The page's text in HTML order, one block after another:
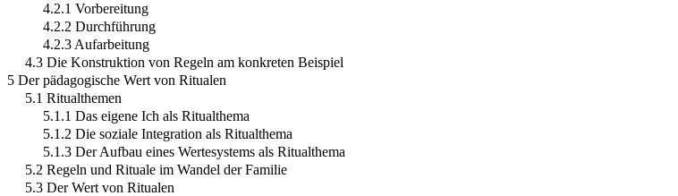
4.2.1 Vorbereitung
4.2.2 Durchführung
4.2.3 Aufarbeitung
4.3 Die Konstruktion von Regeln am konkreten Beispiel
5 Der pädagogische Wert von Ritualen
5.1 Ritualthemen
5.1.1 Das eigene Ich als Ritualthema
5.1.2 Die soziale Integration als Ritualthema
5.1.3 Der Aufbau eines Wertesystems als Ritualthema
5.2 Regeln und Rituale im Wandel der Familie
5.3 Der Wert von Ritualen